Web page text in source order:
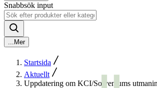
Snabbsök input
Mer
Startsida
Aktuellt
Uppdatering om KCI/Solventums